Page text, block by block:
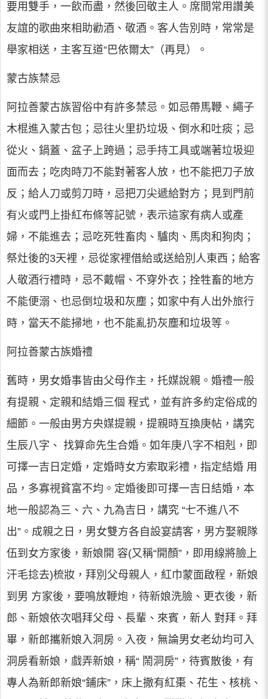
要用雙手，一飲而盡，然後回敬主人。席間常用讚美
友誼的歌曲來相助勸酒、敬酒。客人告別時，常常是
舉家相送，主客互道“巴依爾太”（再見）。
蒙古族禁忌
阿拉善蒙古族習俗中有許多禁忌。如忌帶馬鞭、繩子
木棍進入蒙古包；忌往火里扔垃圾、倒水和吐痰；忌
從火、鍋蓋、盆子上跨過；忌手持工具或端著垃圾迎
面而去；吃肉時刀不能對著客人放，也不能把刀子放
反；給人刀或剪刀時，忌把刀尖遞給對方；見到門前
有火或門上掛紅布條等記號，表示這家有病人或產
婦，不能進去；忌吃死牲畜肉、驢肉、馬肉和狗肉；
祭灶後的3天裡，忌從家裡借給或送給別人東西；給客
人敬酒行禮時，忌不戴帽、不穿外衣；拴牲畜的地方
不能便溺、也忌倒垃圾和灰塵；如家中有人出外旅行
時，當天不能掃地，也不能亂扔灰塵和垃圾等。
阿拉善蒙古族婚禮
舊時，男女婚事皆由父母作主，托媒說親。婚禮一般
有提親、定親和結婚三個 程式，並有許多約定俗成的
細節。一般由男方央媒提親，提親時互換庚帖，講究
生辰八字、 找算命先生合婚。如年庚八字不相剋，即
可擇一吉日定婚，定婚時女方索取彩禮，指定結婚 用
品，多寡視貧富不均。定婚後即可擇一吉日結婚，本
地一般認為三、六、九為吉日，講究 “七不進八不
出”。成親之日，男女雙方各自設宴請客，男方娶親隊
伍到女方家後，新娘開 容(又稱“開顏”，即用線將臉上
汗毛捻去)梳妝，拜別父母親人，紅巾蒙面啟程，新娘
到男 方家後，要鳴放鞭炮，待新娘洗臉、更衣後，新
郎、新娘依次唱拜父母、長輩、來賓，新人 對拜。拜
畢，新郎攜新娘入洞房。入夜，無論男女老幼均可入
洞房看新娘，戲弄新娘，稱“ 鬧洞房”，待賓散後，有
專人為新郎新娘“鋪床”，床上撒有紅棗、花生、核桃、